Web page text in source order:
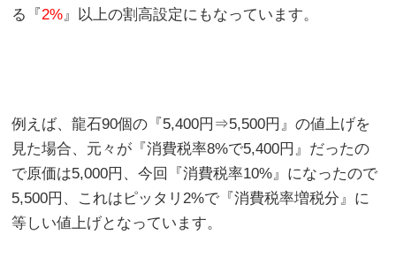
る『2%』以上の割高設定にもなっています。
例えば、龍石90個の『5,400円⇒5,500円』の値上げを
見た場合、元々が『消費税率8%で5,400円』だったの
で原価は5,000円、今回『消費税率10%』になったので
5,500円、これはピッタリ2%で『消費税率増税分』に
等しい値上げとなっています。